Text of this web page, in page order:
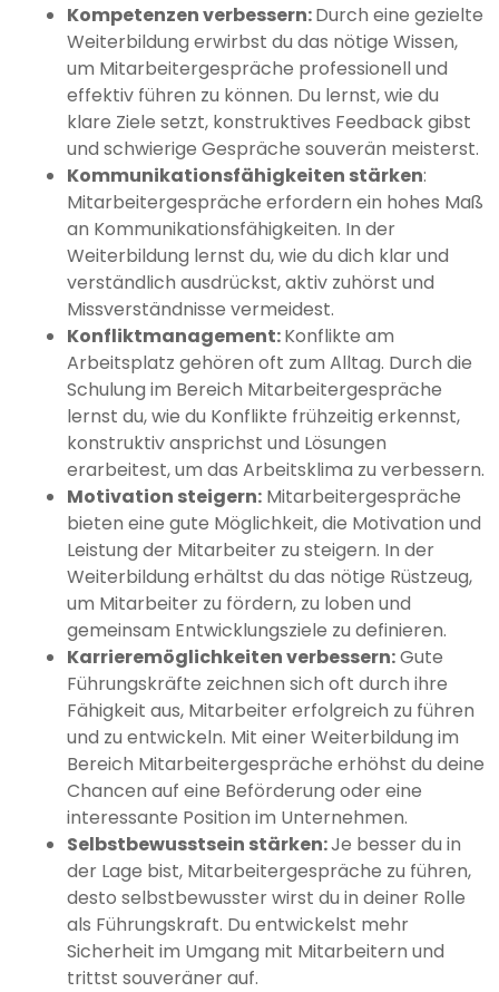
Kompetenzen verbessern:Durch eine gezielte
Weiterbildung erwirbst du das nötige Wissen,
um Mitarbeitergespräche professionell und
effektiv führen zu können. Du lernst, wie du
klare Ziele setzt, konstruktives Feedback gibst
und schwierige Gespräche souverän meisterst.
Kommunikationsfähigkeiten stärken:
Mitarbeitergespräche erfordern ein hohes Maß
an Kommunikationsfähigkeiten. In der
Weiterbildung lernst du, wie du dich klar und
verständlich ausdrückst, aktiv zuhörst und
Missverständnisse vermeidest.
Konfliktmanagement:Konflikte am
Arbeitsplatz gehören oft zum Alltag. Durch die
Schulung im Bereich Mitarbeitergespräche
lernst du, wie du Konflikte frühzeitig erkennst,
konstruktiv ansprichst und Lösungen
erarbeitest, um das Arbeitsklima zu verbessern.
Motivation steigern: Mitarbeitergespräche
bieten eine gute Möglichkeit, die Motivation und
Leistung der Mitarbeiter zu steigern. In der
Weiterbildung erhältst du das nötige Rüstzeug,
um Mitarbeiter zu fördern, zu loben und
gemeinsam Entwicklungsziele zu definieren.
Karrieremöglichkeiten verbessern:Gute
Führungskräfte zeichnen sich oft durch ihre
Fähigkeit aus, Mitarbeiter erfolgreich zu führen
und zu entwickeln. Mit einer Weiterbildung im
Bereich Mitarbeitergespräche erhöhst du deine
Chancen auf eine Beförderung oder eine
interessante Position im Unternehmen.
Selbstbewusstsein stärken:Je besser du in
der Lage bist, Mitarbeitergespräche zu führen,
desto selbstbewusster wirst du in deiner Rolle
als Führungskraft. Du entwickelst mehr
Sicherheit im Umgang mit Mitarbeitern und
trittst souveräner auf.